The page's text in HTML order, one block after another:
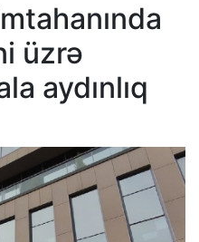
üzrə
aydınlıq